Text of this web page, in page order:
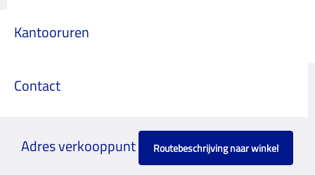
Kantooruren
Contact
Adres verkooppunt Routebeschrijving naar winkel